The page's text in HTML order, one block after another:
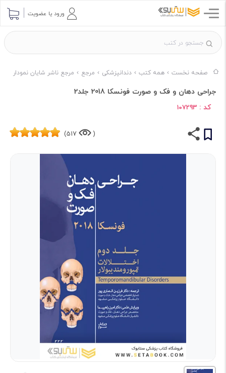
ورود یا عضویت
صفحه نخست همه کتب دندانپزشکی مرجع مرجع ناشر شایان نمودار
جراحی دهان و فک و صورت فونسکا 2018 جلد2
کد : 107293
(
517)